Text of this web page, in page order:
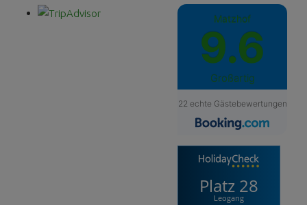
Matzhof
9.6
Großartig
22 echte Gästebewertungen
Platz 28
Leogang